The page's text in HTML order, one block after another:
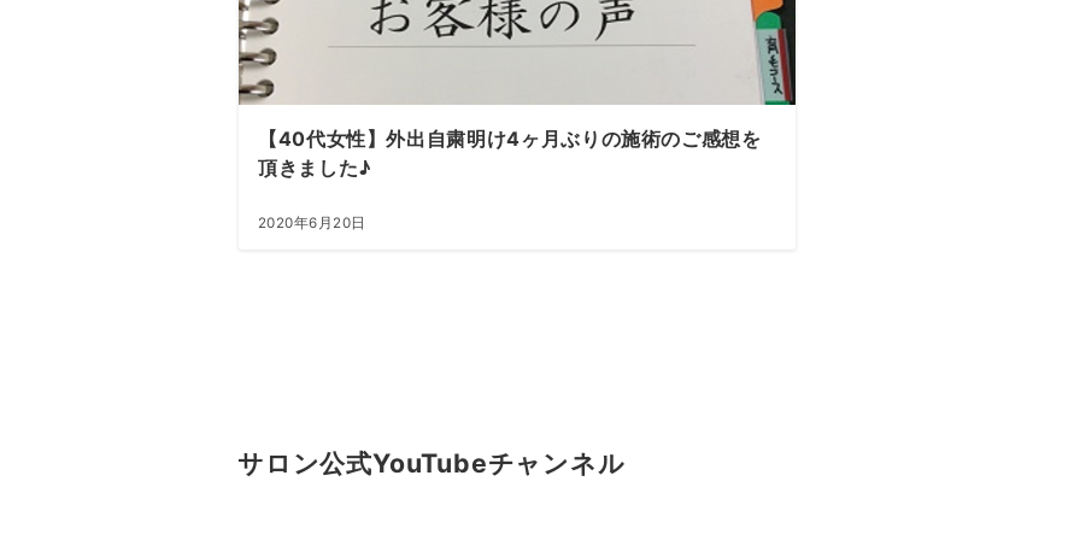
【40代女性】外出自粛明け4ヶ月ぶりの施術のご感想を
頂きました♪
2020年6月20日
サロン公式YouTubeチャンネル